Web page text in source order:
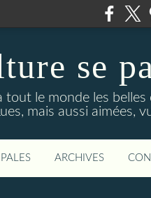
se
le monde les belles
mais aussi aimées,
ARCHIVES